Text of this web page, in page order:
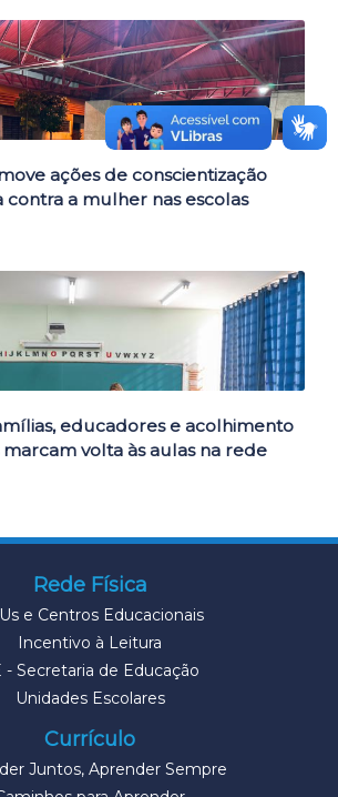
ações de conscientização
contra a mulher nas escolas
educadores e acolhimento
volta às aulas na rede
Rede Física
e Centros Educacionais
Incentivo à Leitura
- Secretaria de Educação
Unidades Escolares
Currículo
Juntos, Aprender Sempre